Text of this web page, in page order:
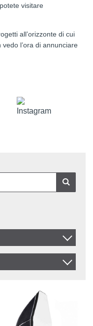
visitare
all’orizzonte di cui
l’ora di annunciare